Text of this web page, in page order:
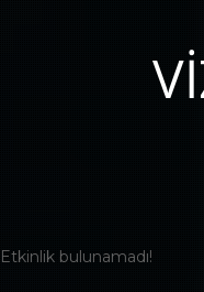
Etkinlik bulunamadı!